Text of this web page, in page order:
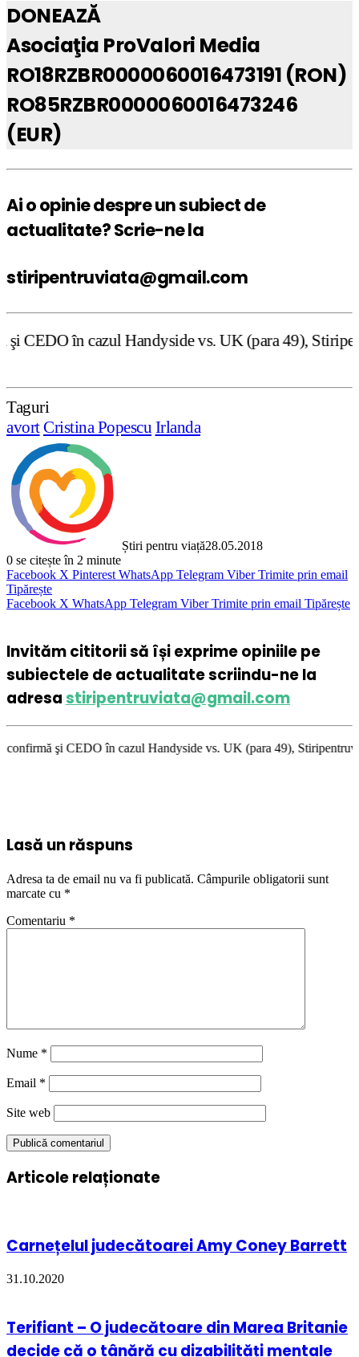
DONEAZĂ
Asociaţia ProValori Media
RO18RZBR0000060016473191 (RON)
RO85RZBR0000060016473246
(EUR)
Ai o opinie despre un subiect de
actualitate? Scrie-ne la
stiripentruviata@gmail.com
Handyside vs. UK (para 49),
Taguri
avortCristina Popescu Irlanda
Știri pentru viață28.05.2018
0 se citește în 2 minute
Facebook X Pinterest WhatsApp Telegram Viber Trimite prin email
Tipărește
Facebook X WhatsApp Telegram Viber Trimite prin email Tipărește
Invităm cititorii să își exprime opiniile pe
subiectele de actualitate scriindu-ne la
adresastiripentruviata@gmail.com
în cazul Handyside vs. UK (para 49), Stiripentruviata.ro
Lasă un răspuns
Adresa ta de email nu va fi publicată. Câmpurile obligatorii sunt
marcate cu *
Comentariu *
Nume *
Email *
Site web
Articole relaționate
Carnețelul judecătoarei Amy Coney Barrett
31.10.2020
Terifiant – O judecătoare din Marea Britanie
decide că o tânără cu dizabilități mentale